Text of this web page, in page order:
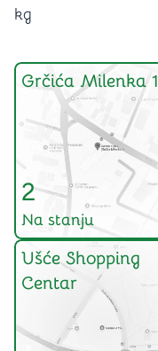
kg
Grčića Milenka 1
2
Na stanju
Ušće Shopping
Centar